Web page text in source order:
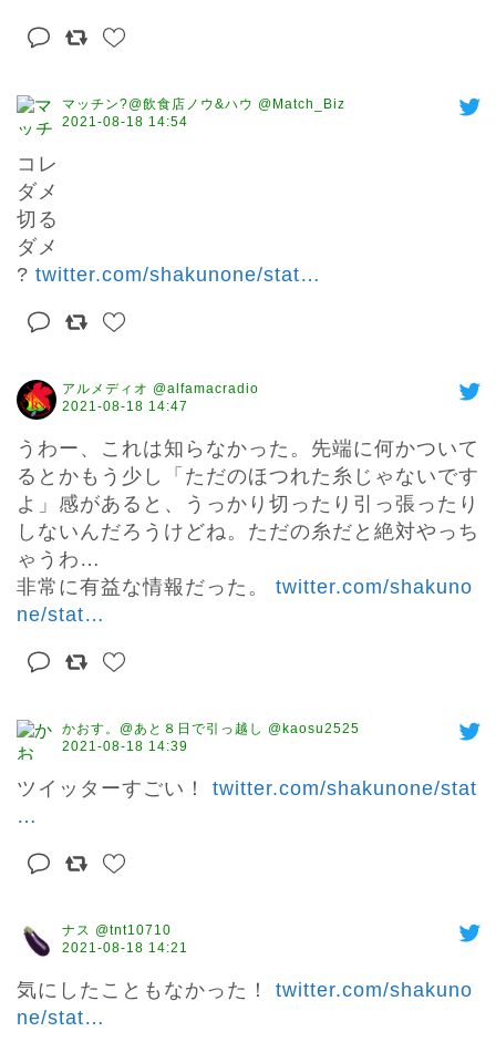
マッチン?@飲食店ノウ&ハウ @Match_Biz
2021-08-18 14:54
コレ
ダメ
切る
ダメ
? twitter.com/shakunone/stat…
アルメディオ @alfamacradio
2021-08-18 14:47
うわー、これは知らなかった。先端に何かついて
るとかもう少し「ただのほつれた糸じゃないです
よ」感があると、うっかり切ったり引っ張ったり
しないんだろうけどね。ただの糸だと絶対やっち
ゃうわ…
非常に有益な情報だった。 twitter.com/shakuno
ne/stat…
かおす。@あと８日で引っ越し @kaosu2525
2021-08-18 14:39
ツイッターすごい！ twitter.com/shakunone/stat
…
ナス @tnt10710
2021-08-18 14:21
気にしたこともなかった！ twitter.com/shakuno
ne/stat…